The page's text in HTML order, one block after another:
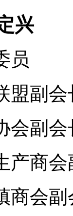
兴
员
盟副会
会副会
产商会
商会副